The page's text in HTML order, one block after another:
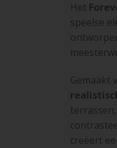
Het
speelse
Gemaakt
creëert